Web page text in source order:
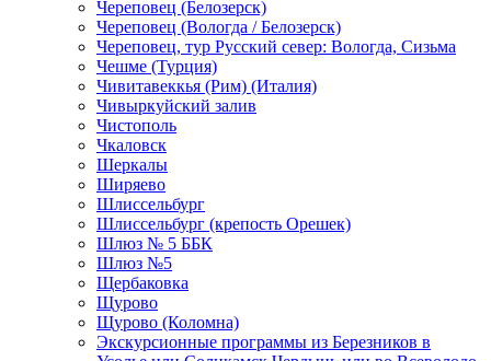
Череповец (Белозерск)
Череповец (Вологда / Белозерск)
Череповец, тур Русский север: Вологда, Сизьма
Чешме (Турция)
Чивитавеккья (Рим) (Италия)
Чивыркуйский залив
Чистополь
Чкаловск
Шеркалы
Ширяево
Шлиссельбург
Шлиссельбург (крепость Орешек)
Шлюз № 5 ББК
Шлюз №5
Щербаковка
Щурово
Щурово (Коломна)
Экскурсионные программы из Березников в